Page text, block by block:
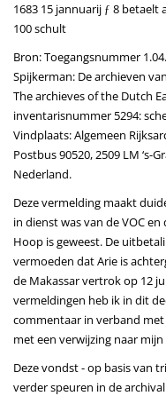
1683 15 jannuarij ƒ 8 betaelt
100 schult
Bron: Toegangsnummer
Spijkerman: De archieven
The archieves of the Dutch
inventarisnummer 5294:
Vindplaats: Algemeen
Postbus 90520, 2509 LM ‘s-
Nederland.
Deze vermelding maakt
in dienst was van de VOC
Hoop is geweest. De
vermoeden dat Arie is
de Makassar vertrok op 12
vermeldingen heb ik in dit
commentaar in verband
met een verwijzing naar
Deze vondst - op basis van
verder speuren in de